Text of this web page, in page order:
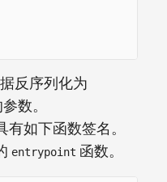
反序列化为
数。
有如下函数签名。
entrypoint 函数。